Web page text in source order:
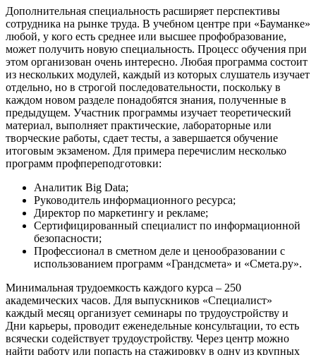
Дополнительная специальность расширяет перспективы
сотрудника на рынке труда. В учебном центре при «Бауманке»
любой, у кого есть среднее или высшее профобразование,
может получить новую специальность. Процесс обучения при
этом организован очень интересно. Любая программа состоит
из нескольких модулей, каждый из которых слушатель изучает
отдельно, но в строгой последовательности, поскольку в
каждом новом разделе понадобятся знания, полученные в
предыдущем. Участник программы изучает теоретический
материал, выполняет практические, лабораторные или
творческие работы, сдает тесты, а завершается обучение
итоговым экзаменом. Для примера перечислим несколько
программ профпереподготовки:
Аналитик Big Data;
Руководитель информационного ресурса;
Директор по маркетингу и рекламе;
Сертифицированный специалист по информационной
безопасности;
Профессионал в сметном деле и ценообразовании с
использованием программ «Грандсмета» и «Смета.ру».
Минимальная трудоемкость каждого курса – 250
академических часов. Для выпускников «Специалист»
каждый месяц организует семинары по трудоустройству и
Дни карьеры, проводит еженедельные консультации, то есть
всячески содействует трудоустройству. Через центр можно
найти работу или попасть на стажировку в одну из крупных